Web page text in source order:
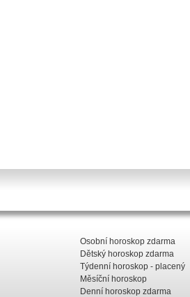
Osobní horoskop zdarma
Dětský horoskop zdarma
Týdenní horoskop - placený
Měsíční horoskop
Denní horoskop zdarma